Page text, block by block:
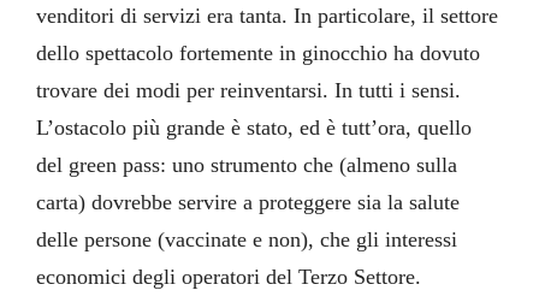
venditori di servizi era tanta. In particolare, il settore
dello spettacolo fortemente in ginocchio ha dovuto
trovare dei modi per reinventarsi. In tutti i sensi.
L’ostacolo più grande è stato, ed è tutt’ora, quello
del green pass: uno strumento che (almeno sulla
carta) dovrebbe servire a proteggere sia la salute
delle persone (vaccinate e non), che gli interessi
economici degli operatori del Terzo Settore.